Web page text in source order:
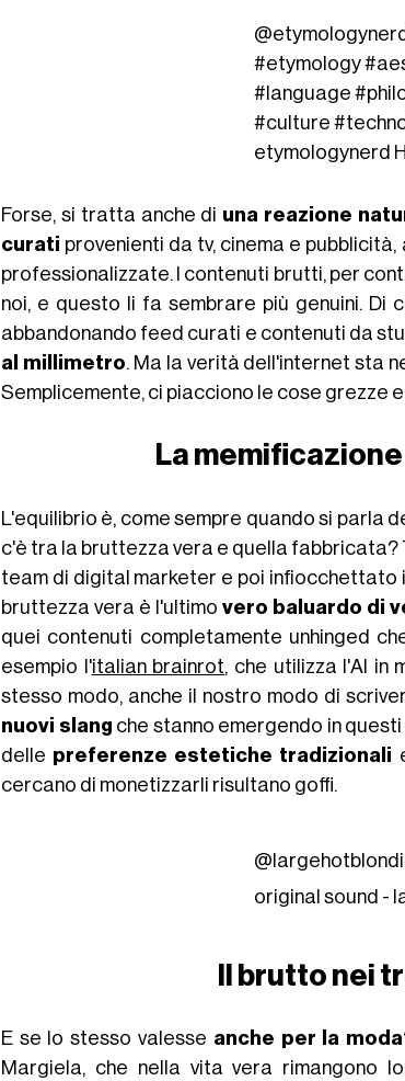
@etymologynerd
#etymology
#language
#culture
etymologynerd
Forse, si tratta anche di una reazione
curati provenienti da tv, cinema e
professionalizzate. I contenuti brutti, per
noi, e questo li fa sembrare più genuini. Di
abbandonando feed curati e contenuti da
al millimetro. Ma la verità dell'internet sta
Semplicemente, ci piacciono le cose grezze
La
L'equilibrio è, come sempre quando si parla
c'è tra la bruttezza vera e quella
team di digital marketer e poi infiocchettato
bruttezza vera è l'ultimo vero baluardo di
quei contenuti completamente unhinged
esempio l'italian brainrot, che utilizza l'AI in
stesso modo, anche il nostro modo di
nuovi slang che stanno emergendo in
delle preferenze estetiche tradizionali
cercano di monetizzarli risultano goffi.
original sound -
Il brutto nei
E se lo stesso valesse anche per la moda
Margiela, che nella vita vera rimangono